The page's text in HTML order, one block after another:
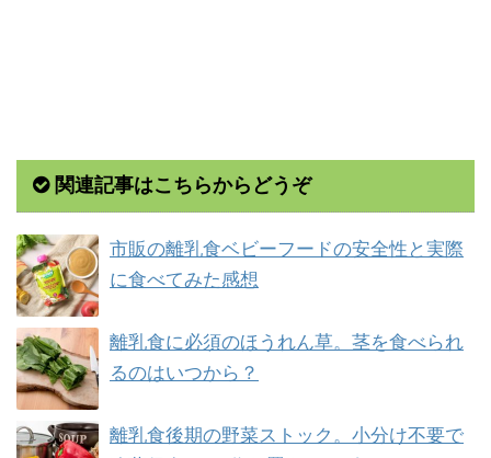
関連記事はこちらからどうぞ
市販の離乳食ベビーフードの安全性と実際
に食べてみた感想
離乳食に必須のほうれん草。茎を食べられ
るのはいつから？
離乳食後期の野菜ストック。小分け不要で